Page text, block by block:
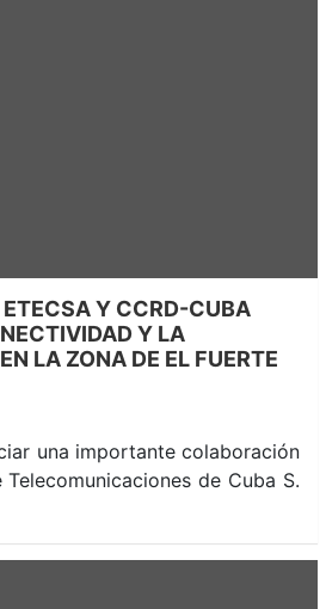
Y CCRD-CUBA
Y LA
LA ZONA DE EL FUERTE
una importante colaboración
de Cuba S.